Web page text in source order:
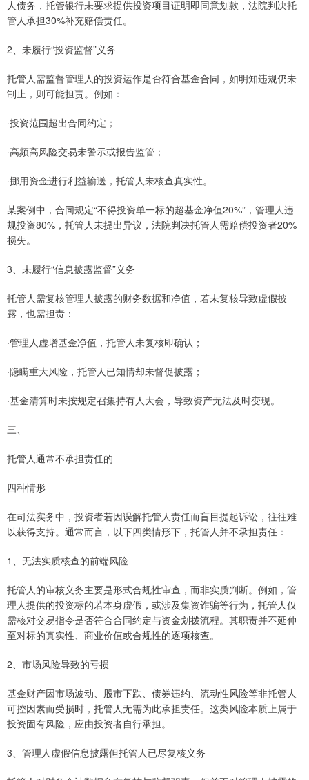
人债务，托管银行未要求提供投资项目证明即同意划款，法院判决托
管人承担30%补充赔偿责任。
2、未履行“投资监督”义务
托管人需监督管理人的投资运作是否符合基金合同，如明知违规仍未
制止，则可能担责。例如：
·投资范围超出合同约定；
·高频高风险交易未警示或报告监管；
·挪用资金进行利益输送，托管人未核查真实性。
某案例中，合同规定“不得投资单一标的超基金净值20%”，管理人违
规投资80%，托管人未提出异议，法院判决托管人需赔偿投资者20%
损失。
3、未履行“信息披露监督”义务
托管人需复核管理人披露的财务数据和净值，若未复核导致虚假披
露，也需担责：
·管理人虚增基金净值，托管人未复核即确认；
·隐瞒重大风险，托管人已知情却未督促披露；
·基金清算时未按规定召集持有人大会，导致资产无法及时变现。
三、
托管人通常不承担责任的
四种情形
在司法实务中，投资者若因误解托管人责任而盲目提起诉讼，往往难
以获得支持。通常而言，以下四类情形下，托管人并不承担责任：
1、无法实质核查的前端风险
托管人的审核义务主要是形式合规性审查，而非实质判断。例如，管
理人提供的投资标的若本身虚假，或涉及集资诈骗等行为，托管人仅
需核对交易指令是否符合合同约定与资金划拨流程。其职责并不延伸
至对标的真实性、商业价值或合规性的逐项核查。
2、市场风险导致的亏损
基金财产因市场波动、股市下跌、债券违约、流动性风险等非托管人
可控因素而受损时，托管人无需为此承担责任。这类风险本质上属于
投资固有风险，应由投资者自行承担。
3、管理人虚假信息披露但托管人已尽复核义务